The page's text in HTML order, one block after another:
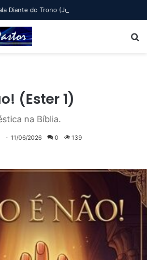
Diante do Trono (Jó 40:6 a Jó 41:34)
(Ester 1)
na Bíblia.
11/06/2026 0 139